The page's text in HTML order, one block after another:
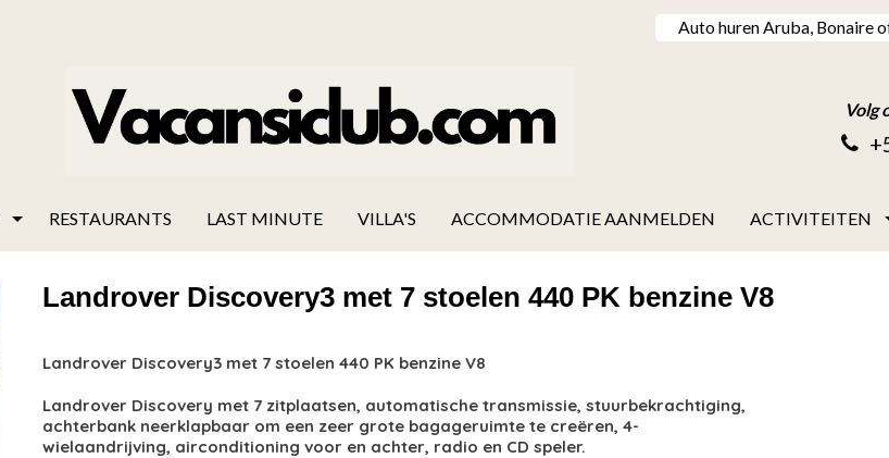
Auto huren Aruba, Bonaire
Volg
RESTAURANTS LAST MINUTE VILLA'S ACCOMMODATIE AANMELDEN ACTIVITEITEN
Landrover Discovery3 met 7 stoelen 440 PK benzine V8
Landrover Discovery3 met 7 stoelen 440 PK benzine V8
Landrover Discovery met 7 zitplaatsen, automatische transmissie, stuurbekrachtiging,
achterbank neerklapbaar om een ​​zeer grote bagageruimte te creëren, 4-
wielaandrijving, airconditioning voor en achter, radio en CD speler.